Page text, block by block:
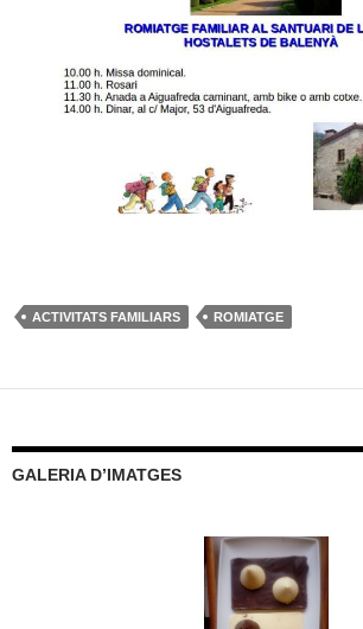
ACTIVITATS FAMILIARS ROMIATGE
GALERIA D’IMATGES